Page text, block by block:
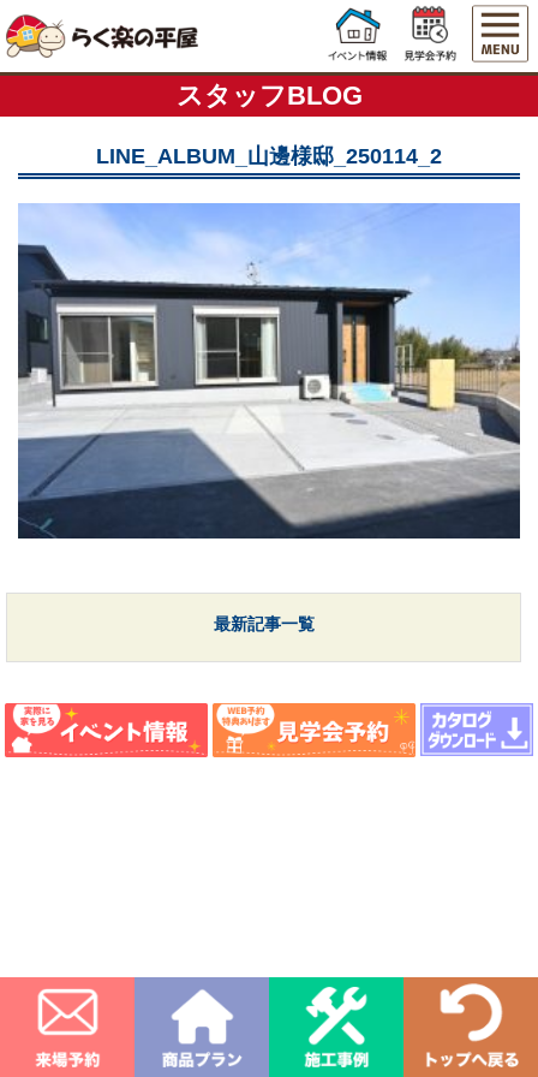
スタッフBLOG
LINE_ALBUM_山邊様邸_250114_2
最新記事一覧